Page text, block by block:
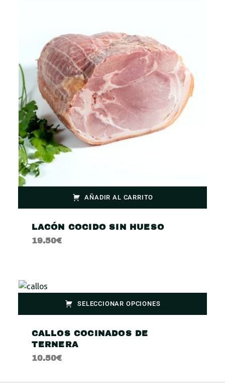
AÑADIR AL CARRITO
LACÓN COCIDO SIN HUESO
19.50€
SELECCIONAR OPCIONES
CALLOS COCINADOS DE
TERNERA
10.50€